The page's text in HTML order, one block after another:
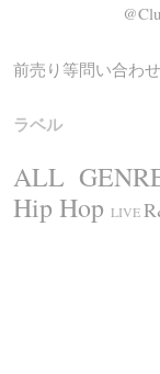
前売り等問い合わ
ラベル
ALL
Hip Hop LIVE